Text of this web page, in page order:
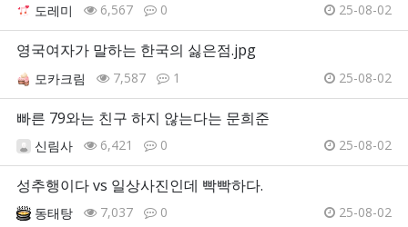
도레미 6,567 0 25-08-02
영국여자가 말하는 한국의 싫은점.jpg
모카크림 7,587 1 25-08-02
빠른 79와는 친구 하지 않는다는 문희준
신림사 6,421 0 25-08-02
성추행이다 vs 일상사진인데 빡빡하다.
동태탕 7,037 0 25-08-02